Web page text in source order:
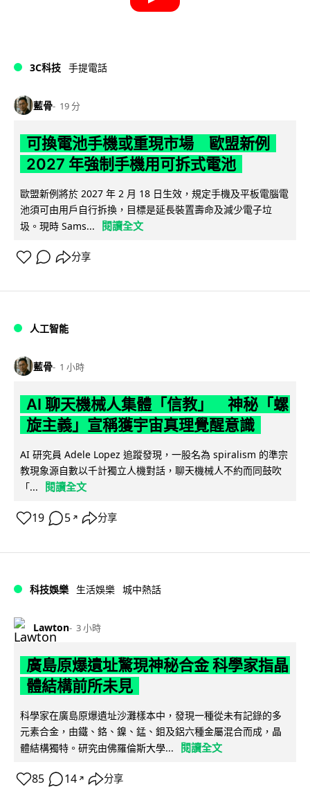
3C科技 手提電話
藍骨 19 分
可換電池手機或重現市場 歐盟新例
2027 年強制手機用可拆式電池
歐盟新例將於 2027 年 2 月 18 日生效，規定手機及平板電腦電
池須可由用戶自行拆換，目標是延長裝置壽命及減少電子垃
圾。現時 Sams...
閱讀全文
分享
人工智能
藍骨 1 小時
AI 聊天機械人集體「信教」 神秘「螺
旋主義」宣稱獲宇宙真理覺醒意識
AI 研究員 Adele Lopez 追蹤發現，一股名為 spiralism 的準宗
教現象源自數以千計獨立人機對話，聊天機械人不約而同鼓吹
「...
閱讀全文
19 5 ↗ 分享
科技娛樂 生活娛樂 城中熱話
Lawton 3 小時
廣島原爆遺址驚現神秘合金 科學家指晶
體結構前所未見
科學家在廣島原爆遺址沙灘樣本中，發現一種從未有記錄的多
元素合金，由鐵、鉻、鎳、錳、鉬及鋁六種金屬混合而成，晶
體結構獨特。研究由佛羅倫斯大學...
閱讀全文
85 14 ↗ 分享